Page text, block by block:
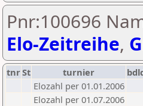
Pnr:100696
Elo-Zeitreihe,
tnrSt turnier
Elozahl per 01.01.2006
Elozahl per 01.07.2006